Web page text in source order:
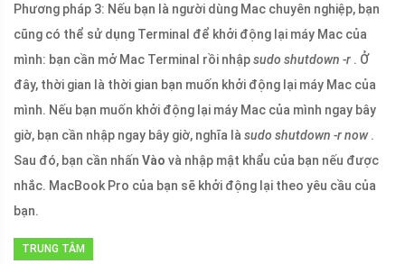
Phương pháp 3: Nếu bạn là người dùng Mac chuyên nghiệp, bạn
cũng có thể sử dụng Terminal để khởi động lại máy Mac của
mình: bạn cần mở Mac Terminal rồi nhậpsudo shutdown -r . Ở
đây, thời gian là thời gian bạn muốn khởi động lại máy Mac của
mình. Nếu bạn muốn khởi động lại máy Mac của mình ngay bây
giờ, bạn cần nhập ngay bây giờ, nghĩa là sudo shutdown -r now .
Sau đó, bạn cần nhấn Vào và nhập mật khẩu của bạn nếu được
nhắc. MacBook Pro của bạn sẽ khởi động lại theo yêu cầu của
bạn.
TRUNG TÂM